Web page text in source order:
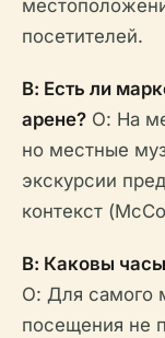
посетителей.
В: Есть ли
арене? О: На
но местные
экскурсии
контекст
В: Каковы
О: Для самого
посещения не